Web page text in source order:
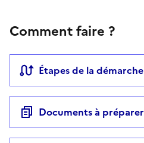
Comment faire ?
Étapes de la démarche
Documents à préparer